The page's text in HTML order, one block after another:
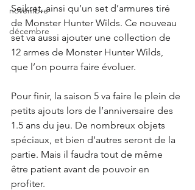
novembre
décembre
Seikret, ainsi qu’un set d’armures tiré
de Monster Hunter Wilds. Ce nouveau
set va aussi ajouter une collection de
12 armes de Monster Hunter Wilds,
que l’on pourra faire évoluer.
Pour finir, la saison 5 va faire le plein de
petits ajouts lors de l’anniversaire des
1.5 ans du jeu. De nombreux objets
spéciaux, et bien d’autres seront de la
partie. Mais il faudra tout de même
être patient avant de pouvoir en
profiter.